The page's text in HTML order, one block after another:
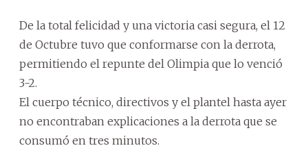
De la total felicidad y una victoria casi segura, el 12
de Octubre tuvo que conformarse con la derrota,
permitiendo el repunte del Olimpia que lo venció
3-2.
El cuerpo técnico, directivos y el plantel hasta ayer
no encontraban explicaciones a la derrota que se
consumó en tres minutos.